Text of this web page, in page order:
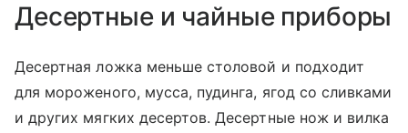
Десертные и чайные приборы
Десертная ложка меньше столовой и подходит
для мороженого, мусса, пудинга, ягод со сливками
и других мягких десертов. Десертные нож и вилка